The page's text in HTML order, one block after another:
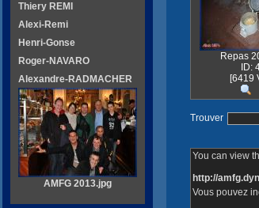
Repas
ID:
[6419
Trouver
You can view
http://
Vous pouvez
Thiery REMI
Alexi-Remi
Henri-Gonse
Roger-NAVARO
Alexandre-RADMACHER
AMFG 2013.jpg